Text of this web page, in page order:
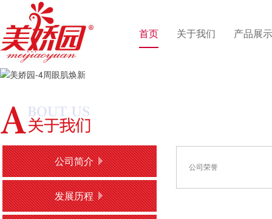
首页 关于我们 产品展示
公司简介
发展历程
公司荣誉